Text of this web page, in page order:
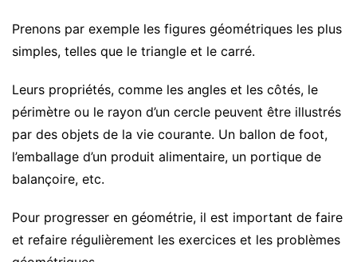
Prenons par exemple les figures géométriques les plus
simples, telles que le triangle et le carré.
Leurs propriétés, comme les angles et les côtés, le
périmètre ou le rayon d’un cercle peuvent être illustrés
par des objets de la vie courante. Un ballon de foot,
l’emballage d’un produit alimentaire, un portique de
balançoire, etc.
Pour progresser en géométrie, il est important de faire
et refaire régulièrement les exercices et les problèmes